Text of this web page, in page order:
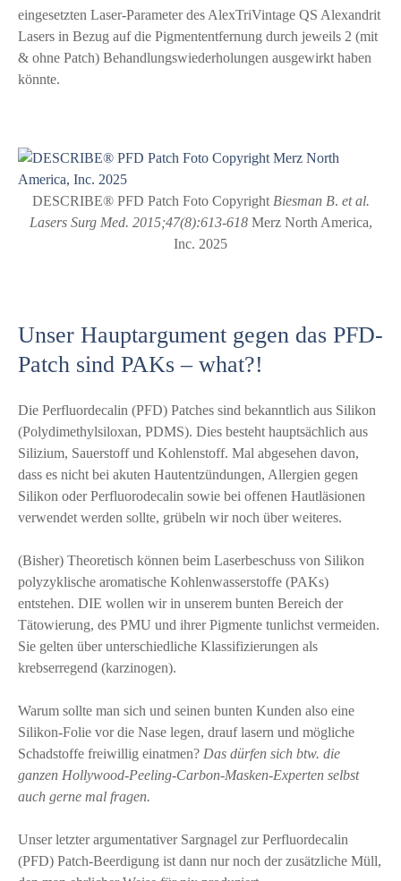
eingesetzten Laser-Parameter des AlexTriVintage QS Alexandrit
Lasers in Bezug auf die Pigmententfernung durch jeweils 2 (mit
& ohne Patch) Behandlungswiederholungen ausgewirkt haben
könnte.
DESCRIBE® PFD Patch Foto Copyright Biesman B. et al.
Lasers Surg Med. 2015;47(8):613-618Merz North America,
Inc. 2025
Unser Hauptargument gegen das PFD-
Patch sind PAKs – what?!
Die Perfluordecalin (PFD) Patches sind bekanntlich aus Silikon
(Polydimethylsiloxan, PDMS). Dies besteht hauptsächlich aus
Silizium, Sauerstoff und Kohlenstoff. Mal abgesehen davon,
dass es nicht bei akuten Hautentzündungen, Allergien gegen
Silikon oder Perfluorodecalin sowie bei offenen Hautläsionen
verwendet werden sollte, grübeln wir noch über weiteres.
(Bisher) Theoretisch können beim Laserbeschuss von Silikon
polyzyklische aromatische Kohlenwasserstoffe (PAKs)
entstehen. DIE wollen wir in unserem bunten Bereich der
Tätowierung, des PMU und ihrer Pigmente tunlichst vermeiden.
Sie gelten über unterschiedliche Klassifizierungen als
krebserregend (karzinogen).
Warum sollte man sich und seinen bunten Kunden also eine
Silikon-Folie vor die Nase legen, drauf lasern und mögliche
Schadstoffe freiwillig einatmen? Das dürfen sich btw. die
ganzen Hollywood-Peeling-Carbon-Masken-Experten selbst
auch gerne mal fragen.
Unser letzter argumentativer Sargnagel zur Perfluordecalin
(PFD) Patch-Beerdigung ist dann nur noch der zusätzliche Müll,